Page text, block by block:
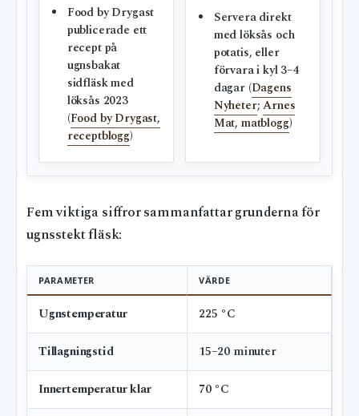
Food by Drygast
publicerade ett
recept på
ugnsbakat
sidfläsk med
löksås 2023
(Food by Drygast,
receptblogg)
Servera direkt
med löksås och
potatis, eller
förvara i kyl 3–4
dagar (Dagens
Nyheter;Arnes
Mat, matblogg)
Fem viktiga siffror sammanfattar grunderna för
ugnsstekt fläsk:
PARAMETER VÄRDE
Ugnstemperatur 225 °C
Tillagningstid 15–20 minuter
Innertemperatur klar 70 °C